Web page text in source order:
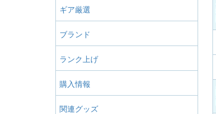
ギア厳選
ブランド
ランク上げ
購入情報
関連グッズ